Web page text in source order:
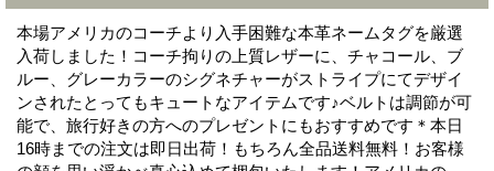
本場アメリカのコーチより入手困難な本革ネームタグを厳選
入荷しました！コーチ拘りの上質レザーに、チャコール、ブ
ルー、グレーカラーのシグネチャーがストライプにてデザイ
ンされたとってもキュートなアイテムです♪ベルトは調節が可
能で、旅行好きの方へのプレゼントにもおすすめです＊本日
16時までの注文は即日出荷！もちろん全品送料無料！お客様